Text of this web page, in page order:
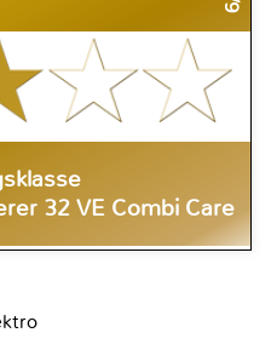
32 VE Combi Care